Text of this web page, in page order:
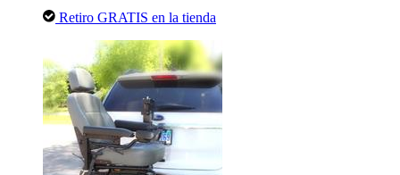
Retiro GRATIS en la tienda